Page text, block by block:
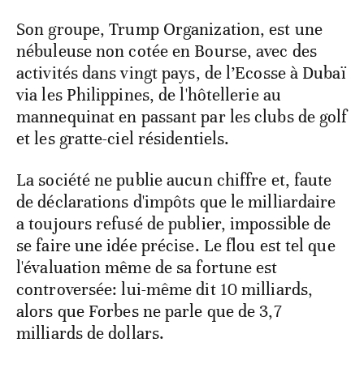
Son groupe, Trump Organization, est une
nébuleuse non cotée en Bourse, avec des
activités dans vingt pays, de l’Ecosse à Dubaï
via les Philippines, de l'hôtellerie au
mannequinat en passant par les clubs de golf
et les gratte-ciel résidentiels.
La société ne publie aucun chiffre et, faute
de déclarations d'impôts que le milliardaire
a toujours refusé de publier, impossible de
se faire une idée précise. Le flou est tel que
l'évaluation même de sa fortune est
controversée: lui-même dit 10 milliards,
alors que Forbes ne parle que de 3,7
milliards de dollars.